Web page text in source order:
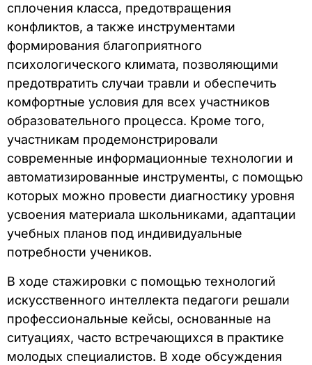
сплочения класса, предотвращения
конфликтов, а также инструментами
формирования благоприятного
психологического климата, позволяющими
предотвратить случаи травли и обеспечить
комфортные условия для всех участников
образовательного процесса. Кроме того,
участникам продемонстрировали
современные информационные технологии и
автоматизированные инструменты, с помощью
которых можно провести диагностику уровня
усвоения материала школьниками, адаптации
учебных планов под индивидуальные
потребности учеников.
В ходе стажировки с помощью технологий
искусственного интеллекта педагоги решали
профессиональные кейсы, основанные на
ситуациях, часто встречающихся в практике
молодых специалистов. В ходе обсуждения